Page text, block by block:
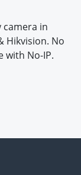
camera in
Hikvision. No
with No-IP.